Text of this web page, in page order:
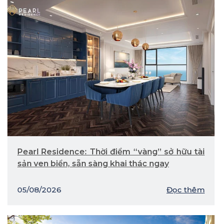
Pearl Residence: Thời điểm “vàng” sở hữu tài
sản ven biển, sẵn sàng khai thác ngay
05/08/2026 Đọc thêm